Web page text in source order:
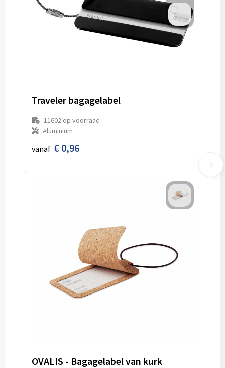
Traveler bagagelabel
11602op voorraad
Aluminium
vanaf € 0,96
OVALIS - Bagagelabel van kurk